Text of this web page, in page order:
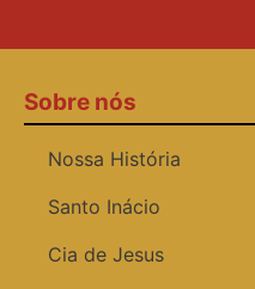
Sobre nós
Nossa História
Santo Inácio
Cia de Jesus